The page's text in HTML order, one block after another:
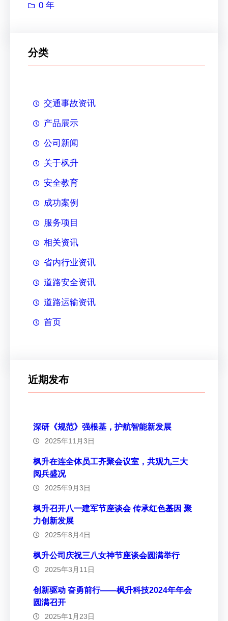
0 年
分类
交通事故资讯
产品展示
公司新闻
关于枫升
安全教育
成功案例
服务项目
相关资讯
省内行业资讯
道路安全资讯
道路运输资讯
首页
近期发布
深研《规范》强根基，护航智能新发展
2025年11月3日
枫升在连全体员工齐聚会议室，共观九三大
阅兵盛况
2025年9月3日
枫升召开八一建军节座谈会 传承红色基因 聚
力创新发展
2025年8月4日
枫升公司庆祝三八女神节座谈会圆满举行
2025年3月11日
创新驱动 奋勇前行——枫升科技2024年年会
圆满召开
2025年1月23日